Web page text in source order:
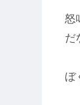
怒
だ
ぼ